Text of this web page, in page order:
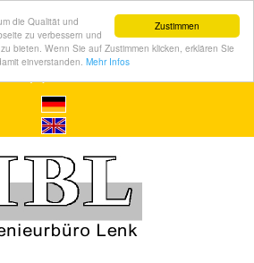
Zustimmen
die Qualität und
zu verbessern und
bieten. Wenn Sie auf Zustimmen klicken, erklären Sie
einverstanden. Mehr Infos